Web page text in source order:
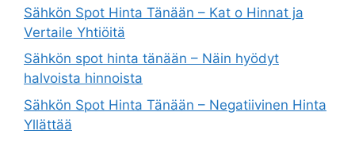
Sähkön Spot Hinta Tänään – Kat o Hinnat ja
Vertaile Yhtiöitä
Sähkön spot hinta tänään – Näin hyödyt
halvoista hinnoista
Sähkön Spot Hinta Tänään – Negatiivinen Hinta
Yllättää